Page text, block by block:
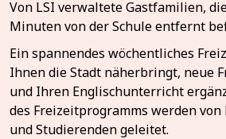
Von LSI verwaltete Gastfamilien,
Minuten von der Schule entfernt
Ein spannendes wöchentliches
Ihnen die Stadt näherbringt, neue
und Ihren Englischunterricht
des Freizeitprogramms werden
und Studierenden geleitet.